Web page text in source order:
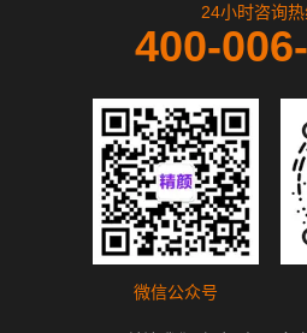
24小时咨询热
400-
微信公众号